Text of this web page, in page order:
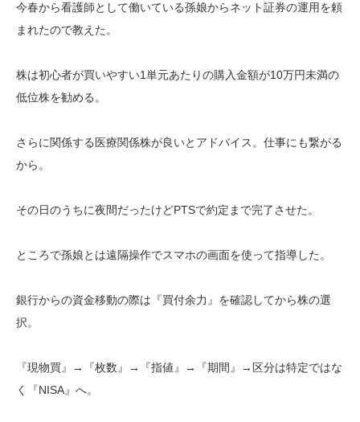
今春から看護師として働いている孫娘からネット証券の運用を頼
まれたので教えた。
株は初心者が買いやすい1単元あたりの購入金額が10万円未満の
低位株を勧める。
さらに関係する医療関係株が良いとアドバイス。仕事にも繋がる
から。
その日のうちに夜間だったけどPTSで約定まで完了させた。
ところで孫娘とは遠隔操作でスマホの画面を使って指導した。
銀行からの資金移動の際は『買付余力』を確認してから株の選
択。
『現物買』→『枚数』→『指値』→『期間』→区分は特定ではな
く『NISA』へ。